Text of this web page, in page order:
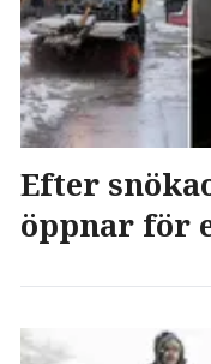
Efter
öppnar för